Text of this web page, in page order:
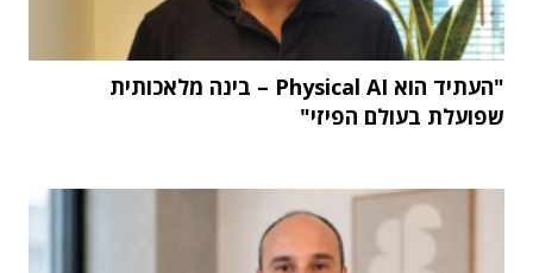
"העתיד הוא Physical AI – בינה מלאכותית
שפועלת בעולם הפיזי"